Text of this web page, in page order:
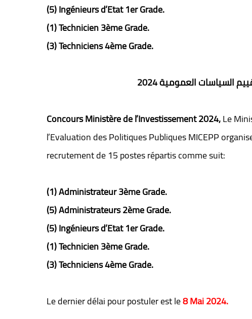
(5) Ingénieurs d’Etat 1er Grade.
(1) Technicien 3ème Grade.
(3) Techniciens 4ème Grade.
Concours Ministère de l’Investissement 2024,Le
l’Evaluation des Politiques Publiques MICEPP
recrutement de 15 postes répartis comme suit:
(1) Administrateur 3ème Grade.
(5) Administrateurs 2ème Grade.
(5) Ingénieurs d’Etat 1er Grade.
(1) Technicien 3ème Grade.
(3) Techniciens 4ème Grade.
Le dernier délai pour postuler est le8 Mai 2024.